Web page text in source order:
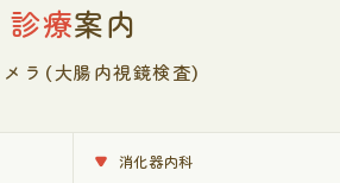
診療案内
ラ（大腸内視鏡検査）
消化器内科